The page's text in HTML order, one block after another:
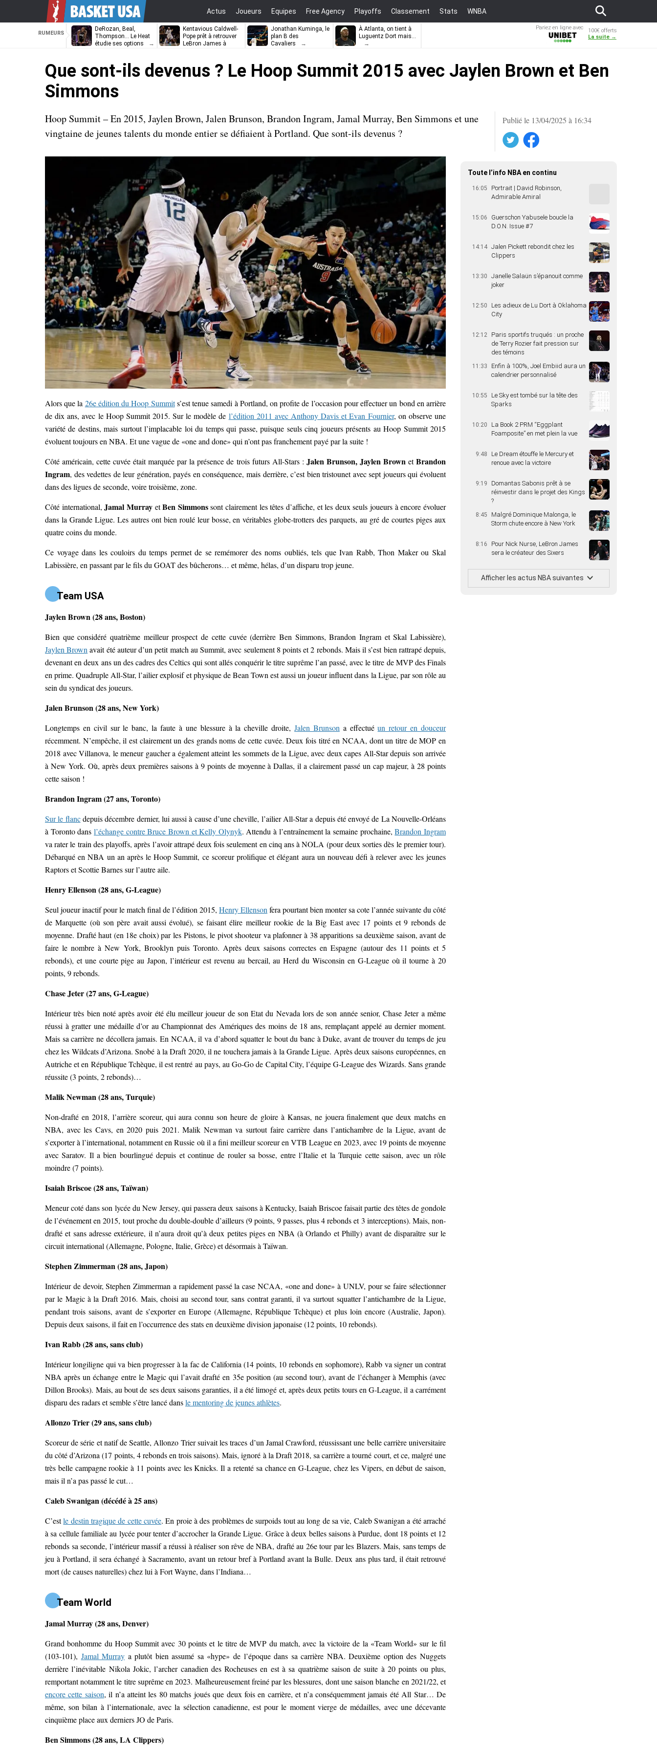
Actus Joueurs Equipes Free Agency Playoffs Classement Stats WNBA
RUMEURS
DeRozan, Beal,
Thompson… Le Heat
étudie ses options
Kentavious Caldwell-
Pope prêt à retrouver
LeBron James à
Jonathan Kuminga, le
plan B des
Cavaliers
À Atlanta, on tient à
Luguentz Dort mais…
Pariez en ligne avec
100€ offerts
La suite →
Que sont-ils devenus ? Le Hoop Summit 2015 avec Jaylen Brown et Ben
Simmons
Publié le 13/04/2025 à 16:34
Facebook
Hoop Summit – En 2015, Jaylen Brown, Jalen Brunson, Brandon Ingram, Jamal Murray, Ben Simmons et une
vingtaine de jeunes talents du monde entier se défiaient à Portland. Que sont-ils devenus ?
Alors que la 26e édition du Hoop Summits’est tenue samedi à Portland, on profite de l’occasion pour effectuer un bond en arrière
de dix ans, avec le Hoop Summit 2015. Sur le modèle de l’édition 2011 avec Anthony Davis et Evan Fournier, on observe une
variété de destins, mais surtout l’implacable loi du temps qui passe, puisque seuls cinq joueurs présents au Hoop Summit 2015
évoluent toujours en NBA. Et une vague de «one and done» qui n’ont pas franchement payé par la suite !
Côté américain, cette cuvée était marquée par la présence de trois futurs All-Stars : Jalen Brunson, Jaylen Brown etBrandon
Ingram, des vedettes de leur génération, payés en conséquence, mais derrière, c’est bien tristounet avec sept joueurs qui évoluent
dans des ligues de seconde, voire troisième, zone.
Côté international,Jamal MurrayetBen Simmonssont clairement les têtes d’affiche, et les deux seuls joueurs à encore évoluer
dans la Grande Ligue. Les autres ont bien roulé leur bosse, en véritables globe-trotters des parquets, au gré de courtes piges aux
quatre coins du monde.
Ce voyage dans les couloirs du temps permet de se remémorer des noms oubliés, tels que Ivan Rabb, Thon Maker ou Skal
Labissière, en passant par le fils du GOAT des bûcherons… et même, hélas, d’un disparu trop jeune.
Team USA
Jaylen Brown (28 ans, Boston)
Bien que considéré quatrième meilleur prospect de cette cuvée (derrière Ben Simmons, Brandon Ingram et Skal Labissière),
Jaylen Brown avait été auteur d’un petit match au Summit, avec seulement 8 points et 2 rebonds. Mais il s’est bien rattrapé depuis,
devenant en deux ans un des cadres des Celtics qui sont allés conquérir le titre suprême l’an passé, avec le titre de MVP des Finals
en prime. Quadruple All-Star, l’ailier explosif et physique de Bean Town est aussi un joueur influent dans la Ligue, par son rôle au
sein du syndicat des joueurs.
Jalen Brunson (28 ans, New York)
Longtemps en civil sur le banc, la faute à une blessure à la cheville droite, Jalen Brunson a effectuéun retour en douceur
récemment. N’empêche, il est clairement un des grands noms de cette cuvée. Deux fois titré en NCAA, dont un titre de MOP en
2018 avec Villanova, le meneur gaucher a également atteint les sommets de la Ligue, avec deux capes All-Star depuis son arrivée
à New York. Où, après deux premières saisons à 9 points de moyenne à Dallas, il a clairement passé un cap majeur, à 28 points
cette saison !
Brandon Ingram (27 ans, Toronto)
Sur le flancdepuis décembre dernier, lui aussi à cause d’une cheville, l’ailier All-Star a depuis été envoyé de La Nouvelle-Orléans
à Toronto dans l’échange contre Bruce Brown et Kelly Olynyk. Attendu à l’entraînement la semaine prochaine,Brandon Ingram
va rater le train des playoffs, après l’avoir attrapé deux fois seulement en cinq ans à NOLA (pour deux sorties dès le premier tour).
Débarqué en NBA un an après le Hoop Summit, ce scoreur prolifique et élégant aura un nouveau défi à relever avec les jeunes
Raptors et Scottie Barnes sur l’autre aile.
Henry Ellenson (28 ans, G-League)
Seul joueur inactif pour le match final de l’édition 2015, Henry Ellenson fera pourtant bien monter sa cote l’année suivante du côté
de Marquette (où son père avait aussi évolué), se faisant élire meilleur rookie de la Big East avec 17 points et 9 rebonds de
moyenne. Drafté haut (en 18e choix) par les Pistons, le pivot shooteur va plafonner à 38 apparitions sa deuxième saison, avant de
faire le nombre à New York, Brooklyn puis Toronto. Après deux saisons correctes en Espagne (autour des 11 points et 5
rebonds), et une courte pige au Japon, l’intérieur est revenu au bercail, au Herd du Wisconsin en G-League où il tourne à 20
points, 9 rebonds.
Chase Jeter (27 ans, G-League)
Intérieur très bien noté après avoir été élu meilleur joueur de son Etat du Nevada lors de son année senior, Chase Jeter a même
réussi à gratter une médaille d’or au Championnat des Amériques des moins de 18 ans, remplaçant appelé au dernier moment.
Mais sa carrière ne décollera jamais. En NCAA, il va d’abord squatter le bout du banc à Duke, avant de trouver du temps de jeu
chez les Wildcats d’Arizona. Snobé à la Draft 2020, il ne touchera jamais à la Grande Ligue. Après deux saisons européennes, en
Autriche et en République Tchèque, il est rentré au pays, au Go-Go de Capital City, l’équipe G-League des Wizards. Sans grande
réussite (3 points, 2 rebonds)…
Malik Newman (28 ans, Turquie)
Non-drafté en 2018, l’arrière scoreur, qui aura connu son heure de gloire à Kansas, ne jouera finalement que deux matchs en
NBA, avec les Cavs, en 2020 puis 2021. Malik Newman va surtout faire carrière dans l’antichambre de la Ligue, avant de
s’exporter à l’international, notamment en Russie où il a fini meilleur scoreur en VTB League en 2023, avec 19 points de moyenne
avec Saratov. Il a bien bourlingué depuis et continue de rouler sa bosse, entre l’Italie et la Turquie cette saison, avec un rôle
moindre (7 points).
Isaiah Briscoe (28 ans, Taïwan)
Meneur coté dans son lycée du New Jersey, qui passera deux saisons à Kentucky, Isaiah Briscoe faisait partie des têtes de gondole
de l’événement en 2015, tout proche du double-double d’ailleurs (9 points, 9 passes, plus 4 rebonds et 3 interceptions). Mais, non-
drafté et sans adresse extérieure, il n’aura droit qu’à deux petites piges en NBA (à Orlando et Philly) avant de disparaître sur le
circuit international (Allemagne, Pologne, Italie, Grèce) et désormais à Taïwan.
Stephen Zimmerman (28 ans, Japon)
Intérieur de devoir, Stephen Zimmerman a rapidement passé la case NCAA, «one and done» à UNLV, pour se faire sélectionner
par le Magic à la Draft 2016. Mais, choisi au second tour, sans contrat garanti, il va surtout squatter l’antichambre de la Ligue,
pendant trois saisons, avant de s’exporter en Europe (Allemagne, République Tchèque) et plus loin encore (Australie, Japon).
Depuis deux saisons, il fait en l’occurrence des stats en deuxième division japonaise (12 points, 10 rebonds).
Ivan Rabb (28 ans, sans club)
Intérieur longiligne qui va bien progresser à la fac de California (14 points, 10 rebonds en sophomore), Rabb va signer un contrat
NBA après un échange entre le Magic qui l’avait drafté en 35e position (au second tour), avant de l’échanger à Memphis (avec
Dillon Brooks). Mais, au bout de ses deux saisons garanties, il a été limogé et, après deux petits tours en G-League, il a carrément
disparu des radars et semble s’être lancé dansle mentoring de jeunes athlètes.
Allonzo Trier (29 ans, sans club)
Scoreur de série et natif de Seattle, Allonzo Trier suivait les traces d’un Jamal Crawford, réussissant une belle carrière universitaire
du côté d’Arizona (17 points, 4 rebonds en trois saisons). Mais, ignoré à la Draft 2018, sa carrière a tourné court, et ce, malgré une
très belle campagne rookie à 11 points avec les Knicks. Il a retenté sa chance en G-League, chez les Vipers, en début de saison,
mais il n’a pas passé le cut…
Caleb Swanigan (décédé à 25 ans)
C’estle destin tragique de cette cuvée. En proie à des problèmes de surpoids tout au long de sa vie, Caleb Swanigan a été arraché
à sa cellule familiale au lycée pour tenter d’accrocher la Grande Ligue. Grâce à deux belles saisons à Purdue, dont 18 points et 12
rebonds sa seconde, l’intérieur massif a réussi à réaliser son rêve de NBA, drafté au 26e tour par les Blazers. Mais, sans temps de
jeu à Portland, il sera échangé à Sacramento, avant un retour bref à Portland avant la Bulle. Deux ans plus tard, il était retrouvé
mort (de causes naturelles) chez lui à Fort Wayne, dans l’Indiana…
Team World
Jamal Murray (28 ans, Denver)
Grand bonhomme du Hoop Summit avec 30 points et le titre de MVP du match, avec la victoire de la «Team World» sur le fil
(103-101), Jamal Murray a plutôt bien assumé sa «hype» de l’époque dans sa carrière NBA. Deuxième option des Nuggets
derrière l’inévitable Nikola Jokic, l’archer canadien des Rocheuses en est à sa quatrième saison de suite à 20 points ou plus,
remportant notamment le titre suprême en 2023. Malheureusement freiné par les blessures, dont une saison blanche en 2021/22, et
encore cette saison, il n’a atteint les 80 matchs joués que deux fois en carrière, et n’a conséquemment jamais été All Star… De
même, son bilan à l’internationale, avec la sélection canadienne, est pour le moment vierge de médailles, avec une décevante
cinquième place aux derniers JO de Paris.
Ben Simmons (28 ans, LA Clippers)
Toute l’info NBA en continu
16:05
Portrait | David Robinson,
Admirable Amiral
15:06
Guerschon Yabusele boucle la
D.O.N. Issue #7
14:14 Jalen Pickett rebondit chez les
Clippers
13:30
Janelle Salaün s’épanouit comme
joker
12:50
Les adieux de Lu Dort à Oklahoma
City
12:12
Paris sportifs truqués : un proche
de Terry Rozier fait pression sur
des témoins
11:33
Enfin à 100%, Joel Embiid aura un
calendrier personnalisé
10:55
Le Sky est tombé sur la tête des
Sparks
10:20
La Book 2 PRM “Eggplant
Foamposite” en met plein la vue
9:48
Le Dream étouffe le Mercury et
renoue avec la victoire
9:19
Domantas Sabonis prêt à se
réinvestir dans le projet des Kings
?
8:45
Malgré Dominique Malonga, le
Storm chute encore à New York
8:16
Pour Nick Nurse, LeBron James
sera le créateur des Sixers
Afficher les actus NBA suivantes